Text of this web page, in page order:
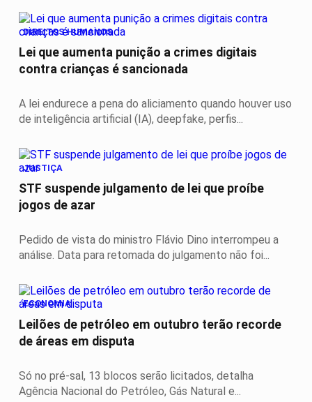
DIREITOS HUMANOS
Lei que aumenta punição a crimes digitais
contra crianças é sancionada
A lei endurece a pena do aliciamento quando houver uso
de inteligência artificial (IA), deepfake, perfis...
JUSTIÇA
STF suspende julgamento de lei que proíbe
jogos de azar
Pedido de vista do ministro Flávio Dino interrompeu a
análise. Data para retomada do julgamento não foi...
ECONOMIA
Leilões de petróleo em outubro terão recorde
de áreas em disputa
Só no pré-sal, 13 blocos serão licitados, detalha
Agência Nacional do Petróleo, Gás Natural e...